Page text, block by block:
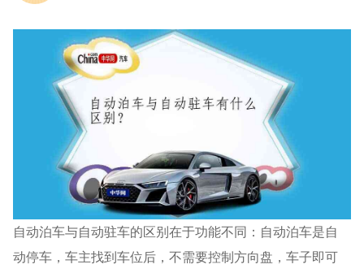
自动泊车与自动驻车的区别在于功能不同：自动泊车是自
动停车，车主找到车位后，不需要控制方向盘，车子即可